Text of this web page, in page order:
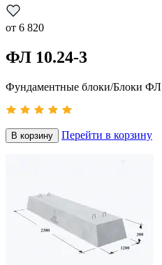
от 6 820
ФЛ 10.24-3
Фундаментные блоки/Блоки ФЛ
В корзину Перейти в корзину